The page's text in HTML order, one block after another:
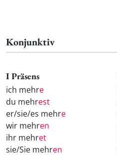
Konjunktiv
I Präsens
ich mehre
du mehrest
er/sie/es mehre
wir mehren
ihr mehret
sie/Sie mehren